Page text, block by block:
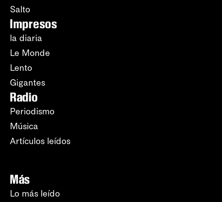
Salto
Impresos
la diaria
Le Monde
Lento
Gigantes
Radio
Periodismo
Música
Artículos leídos
Más
Lo más leído